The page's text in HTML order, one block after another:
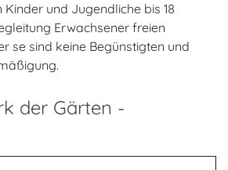
Kinder und Jugendliche bis 18
Erwachsener freien
se sind keine Begünstigten und
der Gärten -